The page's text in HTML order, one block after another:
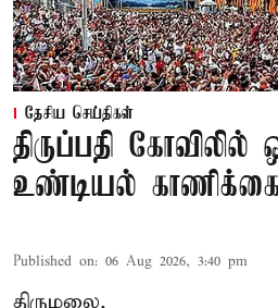
தேசிய செய்திகள்
திருப்பதி கோவிலில்
உண்டியல் காணிக்கை
Published on: 06 Aug 2026, 3:40 pm
திருமலை,